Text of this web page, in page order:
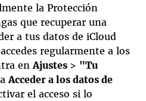
la Protección
que recuperar una
a tus datos de iCloud
regularmente a los
en Ajustes > "Tu
Acceder a los datos de
el acceso si lo